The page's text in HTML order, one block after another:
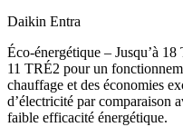
Daikin Entra
Éco-énergétique – Jusqu’à 18
11 TRÉ2 pour un
chauffage et des économies
d’électricité par comparaison
faible efficacité énergétique.